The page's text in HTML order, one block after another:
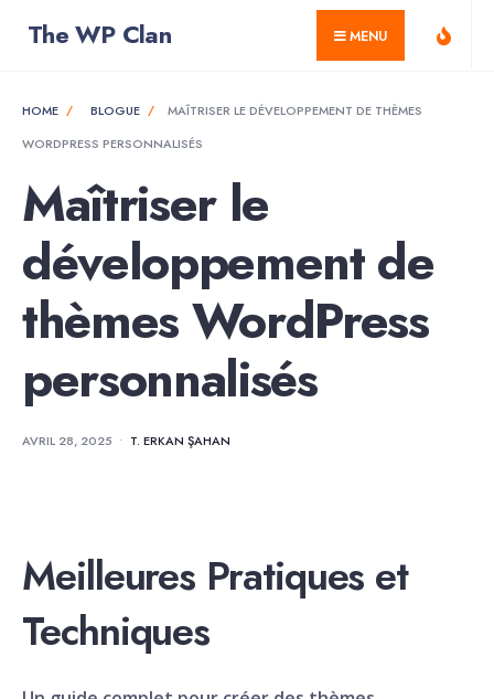
The WP Clan MENU
HOME BLOGUE
MAÎTRISER LE DÉVELOPPEMENT DE THÈMES
WORDPRESS PERSONNALISÉS
Maîtriser le
développement de
thèmes WordPress
personnalisés
AVRIL 28, 2025 • T. ERKAN ŞAHAN
Meilleures Pratiques et
Techniques